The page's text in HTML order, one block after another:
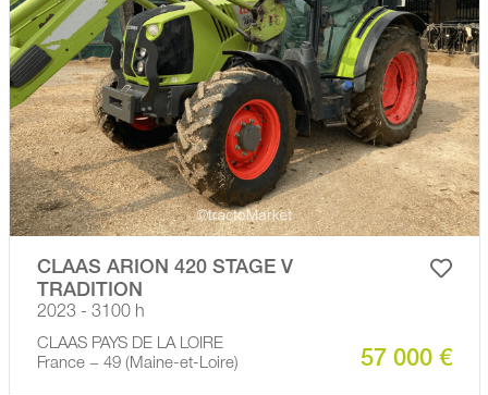
CLAAS ARION 420 STAGE V
TRADITION
2023 - 3100 h
CLAAS PAYS DE LA LOIRE
France − 49 (Maine-et-Loire)
57 000 €